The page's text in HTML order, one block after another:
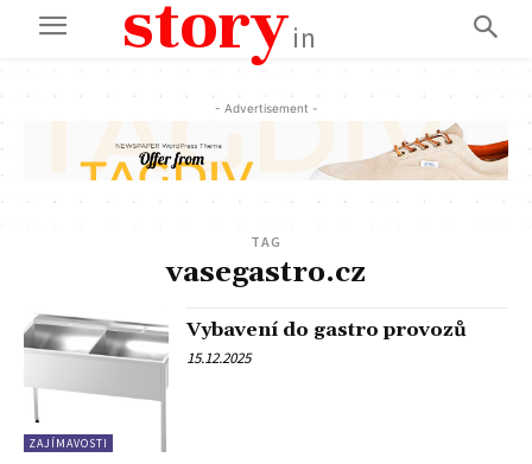
storyin
- Advertisement -
TAG
vasegastro.cz
ZAJÍMAVOSTI
Vybavení do gastro provozů
15.12.2025